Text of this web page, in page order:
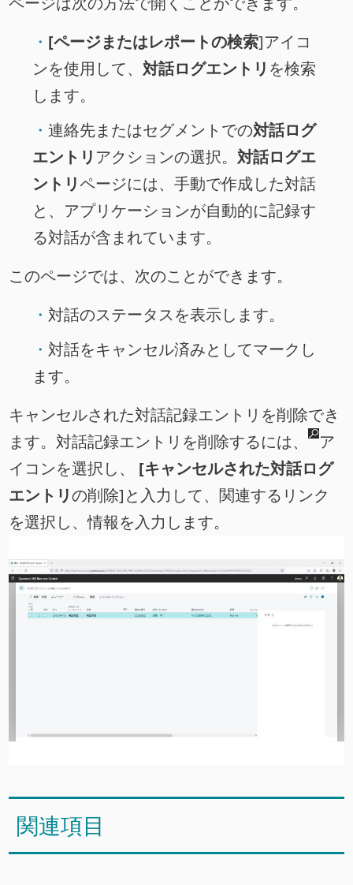
[ページまたはレポートの検索]アイコ
ンを使用して、 対話ログエントリ を検索
します。
連絡先またはセグメントでの対話ログ
エントリ アクションの選択。 対話ログエ
ントリページには、手動で作成した対話
と、アプリケーションが自動的に記録す
る対話が含まれています。
このページでは、次のことができます。
対話のステータスを表示します。
対話をキャンセル済みとしてマークし
ます。
キャンセルされた対話記録エントリを削除でき
ます。対話記録エントリを削除するには、 ア
イコンを選択し、 [キャンセルされた対話ログ
エントリの削除]と入力して、関連するリンク
を選択し、情報を入力します。
関連項目